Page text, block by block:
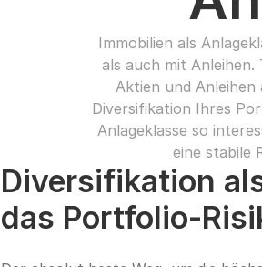
Immobilien als
als auch mit
Aktien und Anleihen
Diversifikation Ihres
Anlageklasse so
eine stabile
Diversifikation
das Portfolio-